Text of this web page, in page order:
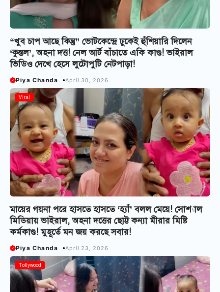
“খুব চাপ আছে কিন্তু” ভোটকেন্দ্রে ঢুকেই হুঁশিয়ারি দিলেন
‘কুন্তল’, অহনা দত্ত! নেল আর্ট বাঁচাতে একি কাণ্ড! ভাইরাল
ভিডিও দেখে হেসে লুটোপুটি নেটপাড়া!
Piya Chanda April 30, 2026
Viral
মায়ের গয়না পরে হাসতে হাসতে ‘হ্যাঁ’ বলল মেয়ে! সোশ্যাল
মিডিয়ায় ভাইরাল, অহনা দত্তের ছোট্ট কন্যা মীরার মিষ্টি
কর্মকাণ্ড! মুহূর্তে মন জয় করছে সবার!
Piya Chanda April 23, 2026
Tollywood